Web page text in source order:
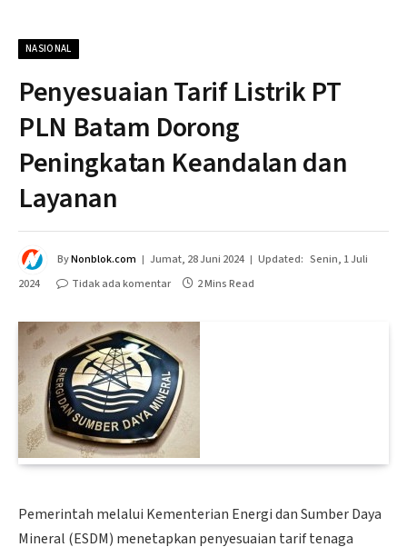
NASIONAL
Penyesuaian Tarif Listrik PT
PLN Batam Dorong
Peningkatan Keandalan dan
Layanan
ByNonblok.com Jumat, 28 Juni 2024 Updated: Senin, 1 Juli
2024
Tidak ada komentar 2 Mins Read
Pemerintah melalui Kementerian Energi dan Sumber Daya
Mineral (ESDM) menetapkan penyesuaian tarif tenaga